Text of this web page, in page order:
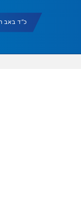
כ"ד באב תשפ"ו